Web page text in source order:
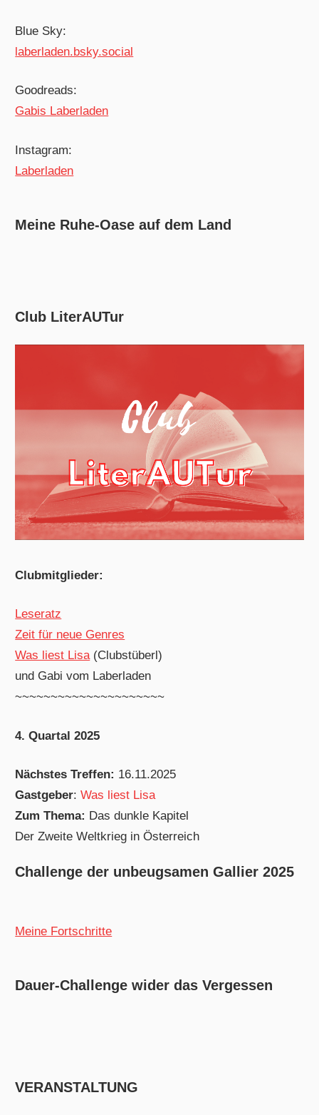
Blue Sky:
laberladen.bsky.social
Goodreads:
Gabis Laberladen
Instagram:
Laberladen
Meine Ruhe-Oase auf dem Land
Club LiterAUTur
Clubmitglieder:
Leseratz
Zeit für neue Genres
Was liest Lisa(Clubstüberl)
und Gabi vom Laberladen
~~~~~~~~~~~~~~~~~~~~~
4. Quartal 2025
Nächstes Treffen: 16.11.2025
Gastgeber:Was liest Lisa
Zum Thema: Das dunkle Kapitel
Der Zweite Weltkrieg in Österreich
Challenge der unbeugsamen Gallier 2025
Meine Fortschritte
Dauer-Challenge wider das Vergessen
VERANSTALTUNG